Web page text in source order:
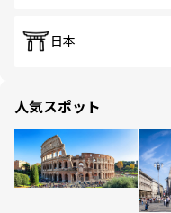
日本
人気スポット